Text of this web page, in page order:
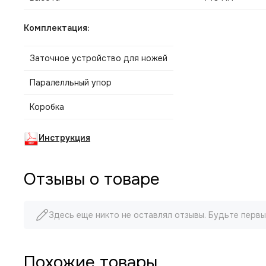
Комплектация:
Заточное устройство для ножей
Паралелльный упор
Коробка
Инструкция
Отзывы о товаре
Здесь еще никто не оставлял отзывы. Будьте